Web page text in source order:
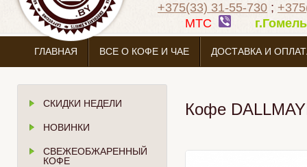
+375(33) 31-55-730 ;
МТС
ГЛАВНАЯ ВСЕ О КОФЕ И ЧАЕ ДОСТАВКА И
СКИДКИ НЕДЕЛИ
НОВИНКИ
СВЕЖЕОБЖАРЕННЫЙ
КОФЕ
Кофе